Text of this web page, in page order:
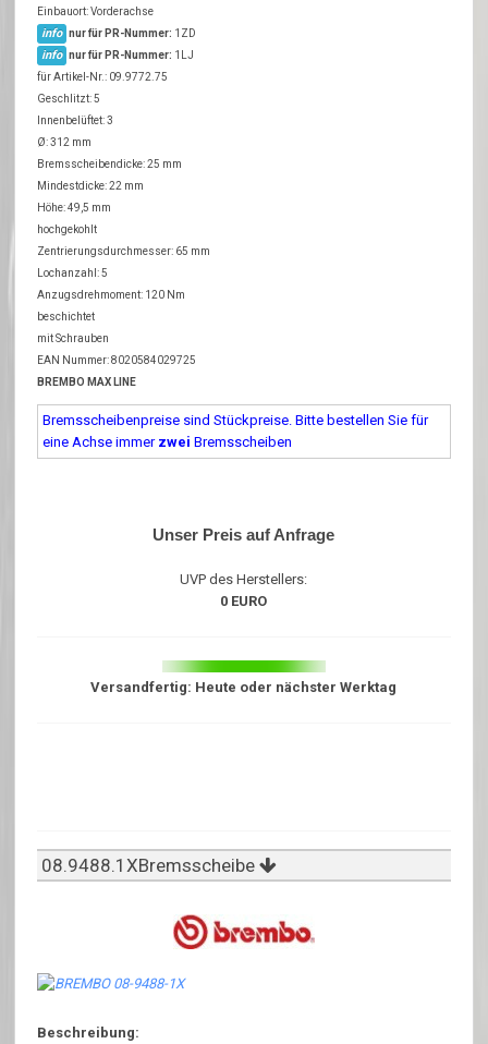
Einbauort: Vorderachse
info nur für PR-Nummer: 1ZD
info nur für PR-Nummer: 1LJ
für Artikel-Nr.: 09.9772.75
Geschlitzt: 5
Innenbelüftet: 3
Ø: 312 mm
Bremsscheibendicke: 25 mm
Mindestdicke: 22 mm
Höhe: 49,5 mm
hochgekohlt
Zentrierungsdurchmesser: 65 mm
Lochanzahl: 5
Anzugsdrehmoment: 120 Nm
beschichtet
mit Schrauben
EAN Nummer: 8020584029725
BREMBO MAX LINE
Bremsscheibenpreise sind Stückpreise. Bitte bestellen Sie für
eine Achse immer zwei Bremsscheiben
Unser Preis auf Anfrage
UVP des Herstellers:
0 EURO
Versandfertig: Heute oder nächster Werktag
08.9488.1XBremsscheibe
Beschreibung: